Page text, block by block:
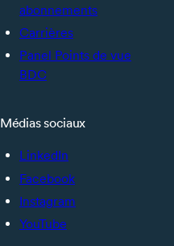
abonnements
Carrières
Panel Points de vue
BDC
Médias sociaux
LinkedIn
Facebook
Instagram
YouTube